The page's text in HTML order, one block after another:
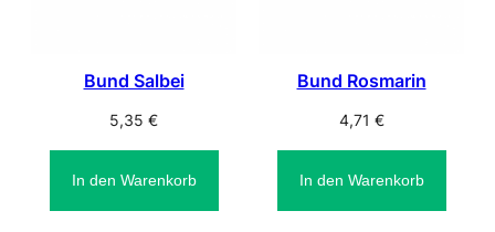
Bund Salbei
5,35 €
In den Warenkorb
Bund Rosmarin
4,71 €
In den Warenkorb